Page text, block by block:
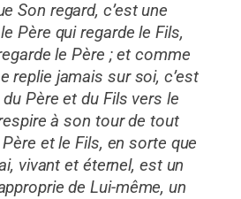
Son regard, c’est une
Père qui regarde le Fils,
le Père ; et comme
replie jamais sur soi, c’est
Père et du Fils vers le
à son tour de tout
et le Fils, en sorte que
vivant et éternel, est un
de Lui-même, un